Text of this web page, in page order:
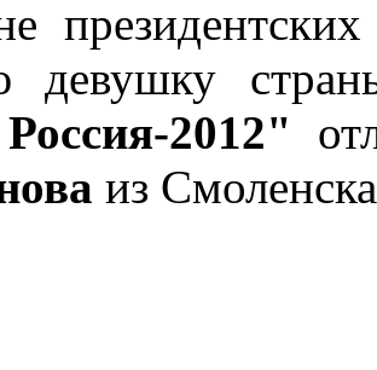
девушку
2012"
из